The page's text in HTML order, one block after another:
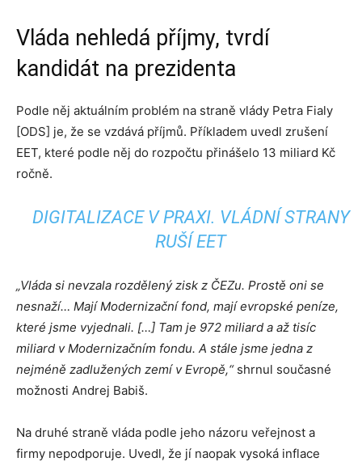
Vláda nehledá příjmy, tvrdí
kandidát na prezidenta
Podle něj aktuálním problém na straně vlády Petra Fialy
[ODS] je, že se vzdává příjmů. Příkladem uvedl zrušení
EET, které podle něj do rozpočtu přinášelo 13 miliard Kč
ročně.
DIGITALIZACE V PRAXI. VLÁDNÍ STRANY
RUŠÍ EET
„Vláda si nevzala rozdělený zisk z ČEZu. Prostě oni se
nesnaží… Mají Modernizační fond, mají evropské peníze,
které jsme vyjednali. […] Tam je 972 miliard a až tisíc
miliard v Modernizačním fondu. A stále jsme jedna z
nejméně zadlužených zemí v Evropě,“ shrnul současné
možnosti Andrej Babiš.
Na druhé straně vláda podle jeho názoru veřejnost a
firmy nepodporuje. Uvedl, že jí naopak vysoká inflace